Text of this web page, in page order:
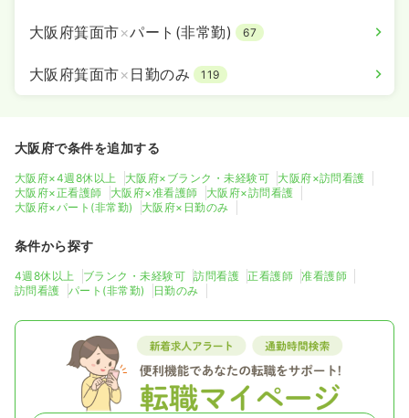
大阪府箕面市×パート(非常勤) 67
大阪府箕面市× 日勤のみ 119
大阪府で条件を追加する
大阪府×4週8休以上 大阪府×ブランク・未経験可
大阪府×訪問看護
大阪府×正看護師
大阪府×准看護師
大阪府×訪問看護
大阪府×パート(非常勤)
大阪府×日勤のみ
条件から探す
4週8休以上 ブランク・未経験可 訪問看護 正看護師
准看護師
訪問看護
パート(非常勤) 日勤のみ